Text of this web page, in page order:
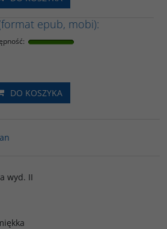
epub, mobi):
:
DO KOSZYKA
wyd. II